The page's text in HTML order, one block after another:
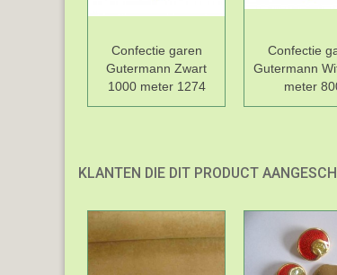
Confectie garen
Gutermann Zwart
1000 meter 1274
Confectie
Gutermann
meter
KLANTEN DIE DIT PRODUCT